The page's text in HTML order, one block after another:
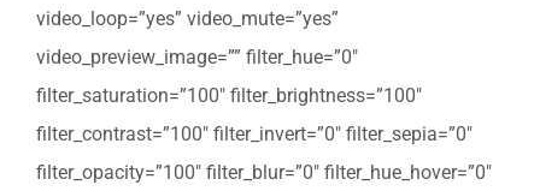
video_loop=”yes” video_mute=”yes”
video_preview_image=”” filter_hue=”0″
filter_saturation=”100″ filter_brightness=”100″
filter_contrast=”100″ filter_invert=”0″ filter_sepia=”0″
filter_opacity=”100″ filter_blur=”0″ filter_hue_hover=”0″